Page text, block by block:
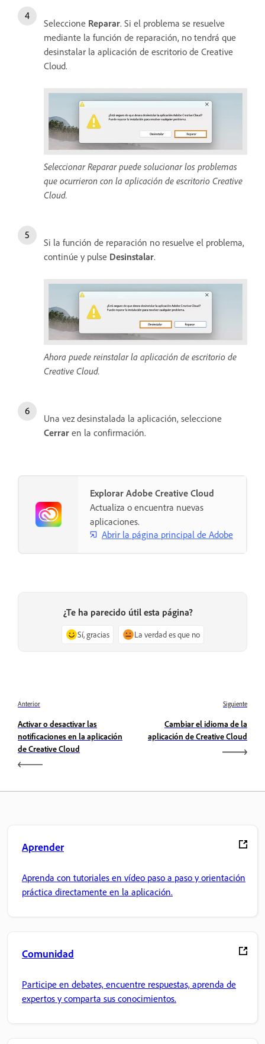
Seleccione Reparar. Si el problema se resuelve
mediante la función de reparación, no tendrá que
desinstalar la aplicación de escritorio de Creative
Cloud.
Seleccionar Reparar puede solucionar los problemas
que ocurrieron con la aplicación de escritorio Creative
Cloud.
Si la función de reparación no resuelve el problema,
continúe y pulse Desinstalar.
Ahora puede reinstalar la aplicación de escritorio de
Creative Cloud.
Una vez desinstalada la aplicación, seleccione
Cerrar en la confirmación.
Explorar Adobe Creative Cloud
Actualiza o encuentra nuevas
aplicaciones.
Abrir la página principal de Adobe
¿Te ha parecido útil esta página?
Sí, gracias La verdad es que no
Anterior
Activar o desactivar las
notificaciones en la aplicación
de Creative Cloud
Siguiente
Cambiar el idioma de la
aplicación de Creative Cloud
Aprender
Aprenda con tutoriales en vídeo paso a paso y orientación
práctica directamente en la aplicación.
Comunidad
Participe en debates, encuentre respuestas, aprenda de
expertos y comparta sus conocimientos.